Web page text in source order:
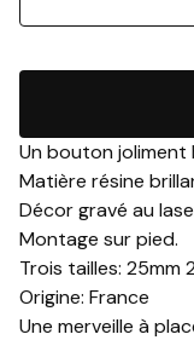
Un bouton joliment
Matière résine
Décor gravé au
Montage sur pied.
Trois tailles: 25mm
Origine: France
Une merveille à